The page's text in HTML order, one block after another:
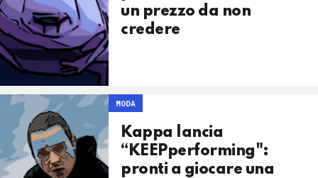
un prezzo da non
credere
MODA
Kappa lancia
“KEEPperforming":
pronti a giocare una